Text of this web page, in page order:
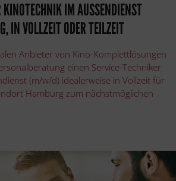
IM AUSSENDIENST (
VOLLZEIT ODER TEILZEIT
Anbieter von Kino-Komplettlösungen
einen Service-Techniker
(m/w/d) idealerweise in Vollzeit für
Hamburg zum nächstmöglichen